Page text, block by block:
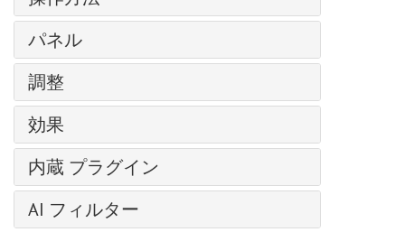
調整レイヤー
バッチ処理
人物の水彩画
スーパーヒーローの水彩画ポスター
コミック風の絵
輝くイラスト
クローンスタンプ
写真から人物を抽出する
インストール方法: Windows
インストール方法: Mac
インストール方法: Linux
プログラムの登録
ワークスペース
操作方法
新規イメージの作成
AKVIS形式
パネル
ナビゲーター
ツールバー
レイヤー
レイヤー効果
レイヤー マスク
クリッピング マスク
調整
レベル
カーブ
明るさ/コントラスト
露出度
部分的な彩度
効果
芸術的効果
— コミック
— ハーフトーン パターン
内蔵 プラグイン
AirBrush
Enhancer
AI フィルター